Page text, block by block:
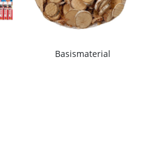
Basismaterial